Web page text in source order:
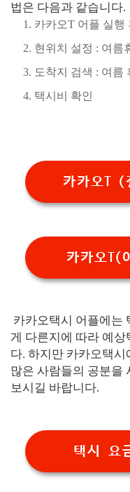
법은 다음과 같습니다.
카카오T 어플 실행
현위치 설정 : 여름
도착지 검색 : 여름
택시비 확인
카카오T (
카카오T(
카카오택시 어플에는
게 다른지에 따라 예
다. 하지만 카카오택
많은 사람들의 공분을
보시길 바랍니다.
택시 요